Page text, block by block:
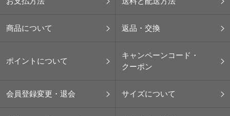
商品について 返品・交換
ポイントについて
キャンペーンコード・
クーポン
会員登録変更・退会 サイズについて